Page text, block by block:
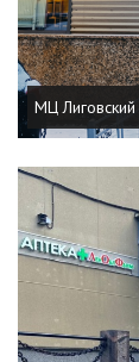
МЦ Лиговский